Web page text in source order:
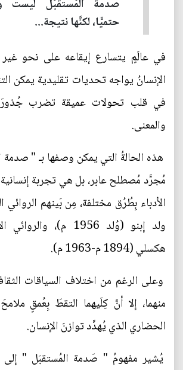
صدمةُ المُستقبَل لَيست
حتميًّا، لكنَّها نتيجة...
في عالَمٍ يتسارع إيقاعه على نحو
الإنسانُ يواجه تحديات تقليدية يمكن
في قلب تحولات عميقة تضرب جُذورَ
والمعنى.
هذه الحالةُ التي يمكن وصفها بـ "
مُجرَّد مُصطلح عابر، بل هي تجربة إنسانية
الأدباء بِطُرُق مختلفة، مِن بَينهم
ولد إبنو (وُلد 1956 م)،
هكسلي (1894 م-1963 م).
وعلى الرغم من اختلاف السياقات
منهما، إلا أنَّ كِلَيهما التقطَ بِعُمقٍ
الحضاري الذي يُهدِّد توازنَ الإنسان.
يُشير مفهومُ " صَدمة المُستقبَل " إلى